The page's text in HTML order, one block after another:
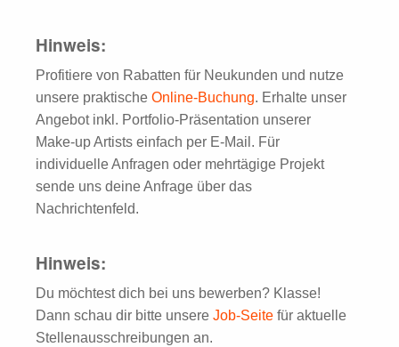
Hinweis:
Profitiere von Rabatten für Neukunden und nutze
unsere praktische Online-Buchung. Erhalte unser
Angebot inkl. Portfolio-Präsentation unserer
Make-up Artists einfach per E-Mail. Für
individuelle Anfragen oder mehrtägige Projekt
sende uns deine Anfrage über das
Nachrichtenfeld.
Hinweis:
Du möchtest dich bei uns bewerben? Klasse!
Dann schau dir bitte unsere Job-Seite für aktuelle
Stellenausschreibungen an.